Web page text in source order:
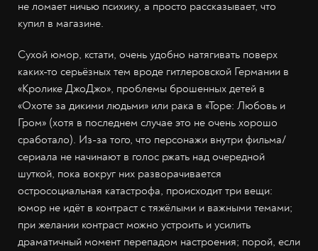
не ломает ничью психику, а просто рассказывает, что
купил в магазине.
Сухой юмор, кстати, очень удобно натягивать поверх
каких-то серьёзных тем вроде гитлеровской Германии в
«Кролике ДжоДжо», проблемы брошенных детей в
«Охоте за дикими людьми» или рака в «Торе: Любовь и
Гром» (хотя в последнем случае это не очень хорошо
сработало). Из-за того, что персонажи внутри фильма/
сериала не начинают в голос ржать над очередной
шуткой, пока вокруг них разворачивается
остросоциальная катастрофа, происходит три вещи:
юмор не идёт в контраст с тяжёлыми и важными темами;
при желании контраст можно устроить и усилить
драматичный момент перепадом настроения; порой, если